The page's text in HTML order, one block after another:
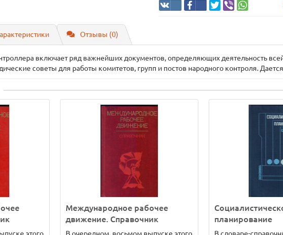
Отзывы (0)
включает ряд важнейших документов, определяющих деятельность
советы для работы комитетов, групп и постов народного контроля.
Международное рабочее
движение. Справочник
планирование